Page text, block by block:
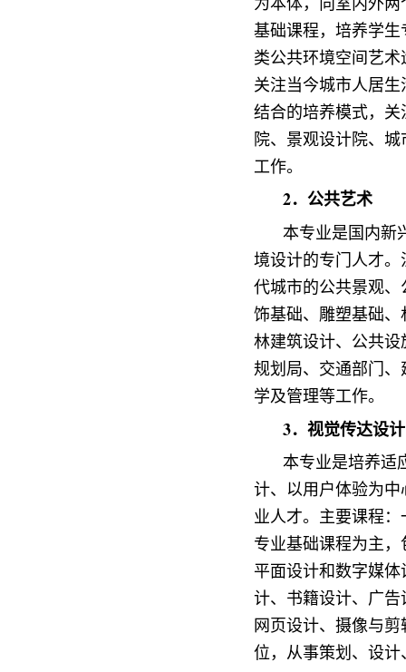
基础课程，培养学
类公共环境空间艺
关注当今城市人居
结合的培养模式，
院、景观设计院、
工作。
2．公共艺术
本专业是国内新
境设计的专门人才
代城市的公共景观
饰基础、雕塑基础
林建筑设计、公共
规划局、交通部门
学及管理等工作。
3．视觉传达设计
本专业是培养适
计、以用户体验为
业人才。主要课程
专业基础课程为主
平面设计和数字媒
计、书籍设计、广
网页设计、摄像与
位，从事策划、设